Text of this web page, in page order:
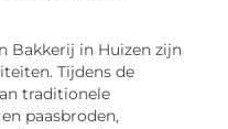
Bakkerij in Huizen zijn
Tijdens de
traditionele
paasbroden,